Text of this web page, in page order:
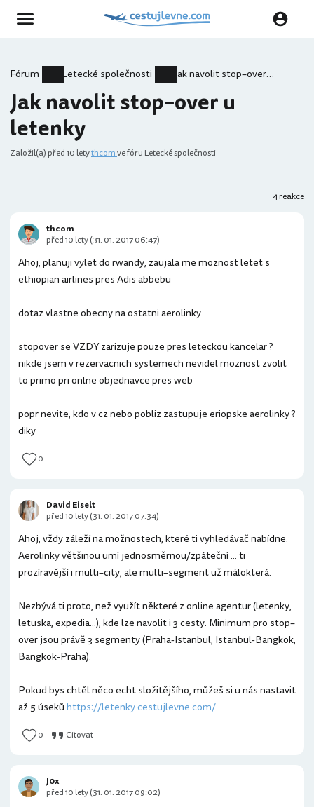
Fórum Letecké společnosti Jak navolit stop–over u letenky
Jak navolit stop–over u
letenky
Založil(a) před 10 letythcomve fóru Letecké společnosti
4 reakce
Ahoj, planuji vylet do rwandy, zaujala me moznost letet s
ethiopian airlines pres Adis abbebu
dotaz vlastne obecny na ostatni aerolinky
stopover se VZDY zarizuje pouze pres leteckou kancelar ?
nikde jsem v rezervacnich systemech nevidel moznost zvolit
to primo pri onlne objednavce pres web
popr nevite, kdo v cz nebo pobliz zastupuje eriopske aerolinky ?
diky
0
thcom
před 10 lety (31. 01. 2017 06:47)
Ahoj, vždy záleží na možnostech, které ti vyhledávač nabídne.
Aerolinky většinou umí jednosměrnou/zpáteční ... ti
prozíravější i multi–city, ale multi–segment už málokterá.
Nezbývá ti proto, než využít některé z online agentur (letenky,
letuska, expedia...), kde lze navolit i 3 cesty. Minimum pro stop–
over jsou právě 3 segmenty (Praha-Istanbul, Istanbul-Bangkok,
Bangkok-Praha).
Pokud bys chtěl něco echt složitějšího, můžeš si u nás nastavit
až 5 úsekůhttps://letenky.cestujlevne.com/
0 Citovat
David Eiselt
před 10 lety (31. 01. 2017 07:34)
J0x
před 10 lety (31. 01. 2017 09:02)